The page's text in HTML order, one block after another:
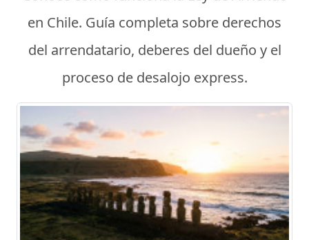
en Chile. Guía completa sobre derechos
del arrendatario, deberes del dueño y el
proceso de desalojo express.